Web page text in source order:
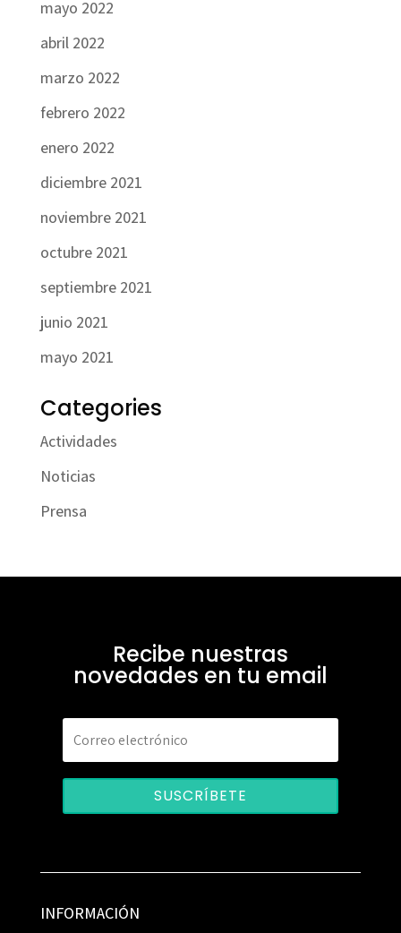
mayo 2022
abril 2022
marzo 2022
febrero 2022
enero 2022
diciembre 2021
noviembre 2021
octubre 2021
septiembre 2021
junio 2021
mayo 2021
Categories
Actividades
Noticias
Prensa
Recibe nuestras
novedades en tu email
SUSCRÍBETE
INFORMACIÓN